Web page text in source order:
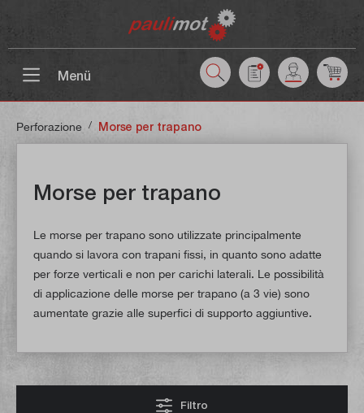
Menü
Perforazione / Morse per trapano
Morse per trapano
Le morse per trapano sono utilizzate principalmente
quando si lavora con trapani fissi, in quanto sono adatte
per forze verticali e non per carichi laterali. Le possibilità
di applicazione delle morse per trapano (a 3 vie) sono
aumentate grazie alle superfici di supporto aggiuntive.
Filtro